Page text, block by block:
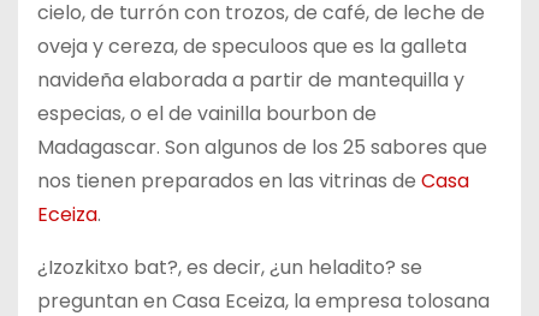
cielo, de turrón con trozos, de café, de leche de
oveja y cereza, de speculoos que es la galleta
navideña elaborada a partir de mantequilla y
especias, o el de vainilla bourbon de
Madagascar. Son algunos de los 25 sabores que
nos tienen preparados en las vitrinas de Casa
Eceiza.
¿Izozkitxo bat?, es decir, ¿un heladito? se
preguntan en Casa Eceiza, la empresa tolosana